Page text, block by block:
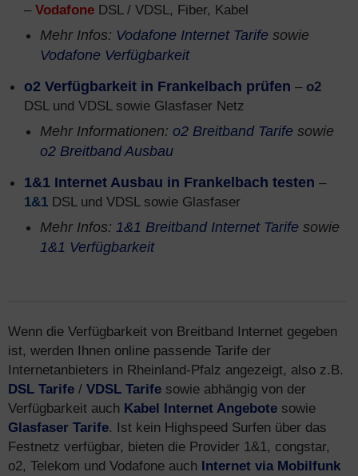
– Vodafone DSL / VDSL, Fiber, Kabel
Mehr Infos: Vodafone Internet Tarife sowie
Vodafone Verfügbarkeit
o2 Verfügbarkeit in Frankelbach prüfen – o2
DSL und VDSL sowie Glasfaser Netz
Mehr Informationen: o2 Breitband Tarife sowie
o2 Breitband Ausbau
1&1 Internet Ausbau in Frankelbach testen –
1&1 DSL und VDSL sowie Glasfaser
Mehr Infos: 1&1 Breitband Internet Tarife sowie
1&1 Verfügbarkeit
Wenn die Verfügbarkeit von Breitband Internet gegeben
ist, werden Ihnen online passende Tarife der
Internetanbieters in Rheinland-Pfalz angezeigt, also z.B.
DSL Tarife / VDSL Tarife sowie abhängig von der
Verfügbarkeit auch Kabel Internet Angebote sowie
Glasfaser Tarife. Ist kein Highspeed Surfen über das
Festnetz verfügbar, bieten die Provider 1&1, congstar,
o2, Telekom und Vodafone auch Internet via Mobilfunk